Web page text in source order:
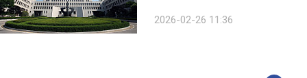
업체들이 스크린골프사업자 골프존
2026-02-26 11:36